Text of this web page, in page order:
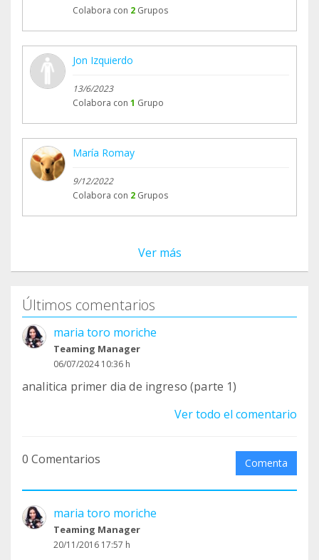
Colabora con 2 Grupos
Jon Izquierdo
13/6/2023
Colabora con 1 Grupo
María Romay
9/12/2022
Colabora con 2 Grupos
Ver más
Últimos comentarios
maria toro moriche
Teaming Manager
06/07/2024 10:36 h
analitica primer dia de ingreso (parte 1)
Ver todo el comentario
0 Comentarios Comenta
maria toro moriche
Teaming Manager
20/11/2016 17:57 h